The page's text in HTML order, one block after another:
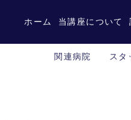
ホーム 当講座について
関連病院 スタ